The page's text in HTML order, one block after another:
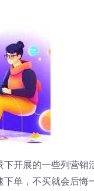
开展的一些列营
单，不买就会后悔